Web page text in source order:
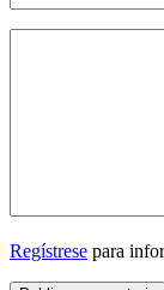
Regístrese para